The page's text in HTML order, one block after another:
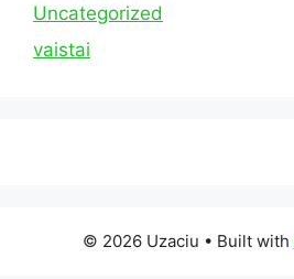
Uncategorized
vaistai
© 2026 Uzaciu • Built with